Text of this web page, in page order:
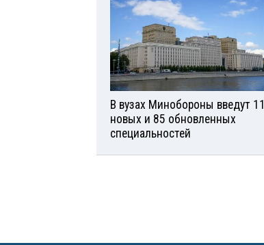
В вузах Минобороны введут 11
новых и 85 обновленных
специальностей